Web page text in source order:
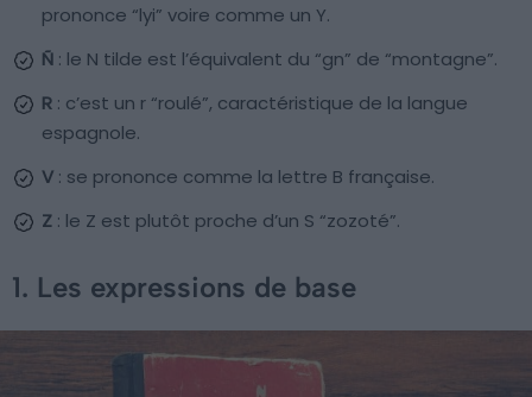
prononce “lyi” voire comme un Y.
Ñ : le N tilde est l’équivalent du “gn” de “montagne”.
R : c’est un r “roulé”, caractéristique de la langue
espagnole.
V : se prononce comme la lettre B française.
Z : le Z est plutôt proche d’un S “zozoté”.
1. Les expressions de base